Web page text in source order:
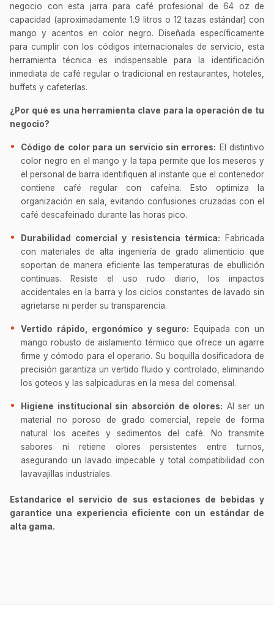
negocio con esta jarra para café profesional de 64 oz de
capacidad (aproximadamente 1.9 litros o 12 tazas estándar) con
mango y acentos en color negro. Diseñada específicamente
para cumplir con los códigos internacionales de servicio, esta
herramienta técnica es indispensable para la identificación
inmediata de café regular o tradicional en restaurantes, hoteles,
buffets y cafeterías.
¿Por qué es una herramienta clave para la operación de tu
negocio?
Código de color para un servicio sin errores: El distintivo
color negro en el mango y la tapa permite que los meseros y
el personal de barra identifiquen al instante que el contenedor
contiene café regular con cafeína. Esto optimiza la
organización en sala, evitando confusiones cruzadas con el
café descafeinado durante las horas pico.
Durabilidad comercial y resistencia térmica: Fabricada
con materiales de alta ingeniería de grado alimenticio que
soportan de manera eficiente las temperaturas de ebullición
continuas. Resiste el uso rudo diario, los impactos
accidentales en la barra y los ciclos constantes de lavado sin
agrietarse ni perder su transparencia.
Vertido rápido, ergonómico y seguro: Equipada con un
mango robusto de aislamiento térmico que ofrece un agarre
firme y cómodo para el operario. Su boquilla dosificadora de
precisión garantiza un vertido fluido y controlado, eliminando
los goteos y las salpicaduras en la mesa del comensal.
Higiene institucional sin absorción de olores: Al ser un
material no poroso de grado comercial, repele de forma
natural los aceites y sedimentos del café. No transmite
sabores ni retiene olores persistentes entre turnos,
asegurando un lavado impecable y total compatibilidad con
lavavajillas industriales.
Estandarice el servicio de sus estaciones de bebidas y
garantice una experiencia eficiente con un estándar de
alta gama.